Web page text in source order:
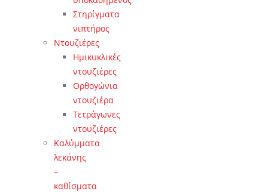
Στηρίγματα
νιπτήρος
Ντουζιέρες
Ημικυκλικές
ντουζιέρες
Ορθογώνια
ντουζιέρα
Τετράγωνες
ντουζιέρες
Καλύμματα
λεκάνης
–
καθίσματα